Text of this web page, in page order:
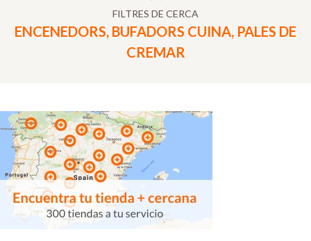
FILTRES DE CERCA
ENCENEDORS, BUFADORS CUINA, PALES DE
CREMAR